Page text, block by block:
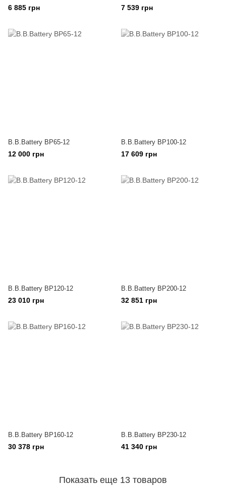
6 885 грн 7 539 грн
B.B.Battery BP65-12
12 000 грн
B.B.Battery BP100-12
17 609 грн
B.B.Battery BP120-12
23 010 грн
B.B.Battery BP200-12
32 851 грн
B.B.Battery BP160-12
30 378 грн
B.B.Battery BP230-12
41 340 грн
Показать еще 13 товаров